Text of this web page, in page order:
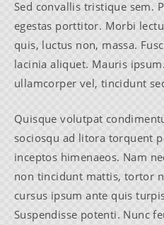
Sed convallis tristique sem.
egestas porttitor. Morbi
quis, luctus non, massa.
lacinia aliquet. Mauris
ullamcorper vel, tincidunt
Quisque volutpat
sociosqu ad litora torquent
inceptos himenaeos. Nam
non tincidunt mattis, tortor
cursus ipsum ante quis
Suspendisse potenti. Nunc